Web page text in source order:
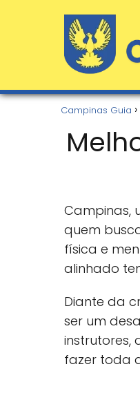
Campinas Guia
Campinas,
quem
física e
alinhado
Diante da
ser um
instrutores,
fazer toda